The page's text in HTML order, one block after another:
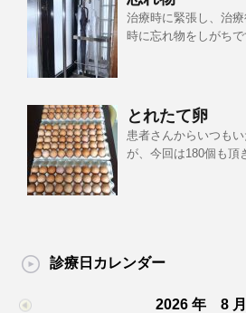
治療時に緊張し、治
時に忘れ物をしがちで
とれたて卵
患者さんからいつも
が、今回は180個も頂
診療日カレンダー
2026 年 8 月